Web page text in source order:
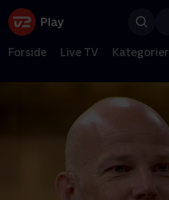
Forside Live TV Kategorier